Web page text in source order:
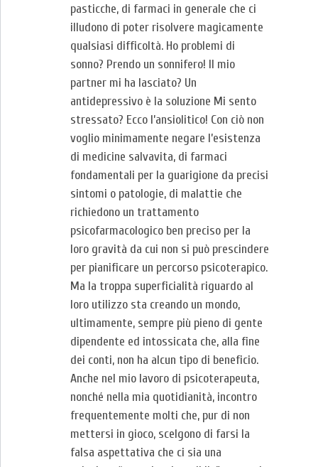
pasticche, di farmaci in generale che ci
illudono di poter risolvere magicamente
qualsiasi difficoltà. Ho problemi di
sonno? Prendo un sonnifero! Il mio
partner mi ha lasciato? Un
antidepressivo è la soluzione Mi sento
stressato? Ecco l’ansiolitico! Con ciò non
voglio minimamente negare l’esistenza
di medicine salvavita, di farmaci
fondamentali per la guarigione da precisi
sintomi o patologie, di malattie che
richiedono un trattamento
psicofarmacologico ben preciso per la
loro gravità da cui non si può prescindere
per pianificare un percorso psicoterapico.
Ma la troppa superficialità riguardo al
loro utilizzo sta creando un mondo,
ultimamente, sempre più pieno di gente
dipendente ed intossicata che, alla fine
dei conti, non ha alcun tipo di beneficio.
Anche nel mio lavoro di psicoterapeuta,
nonché nella mia quotidianità, incontro
frequentemente molti che, pur di non
mettersi in gioco, scelgono di farsi la
falsa aspettativa che ci sia una